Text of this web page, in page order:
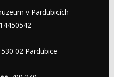
v Pardubicích
02 Pardubice